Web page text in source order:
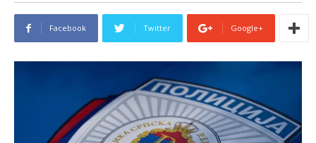
Facebook Twitter Google+